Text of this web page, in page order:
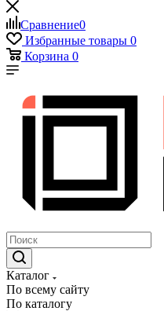
Сравнение0
Избранные товары 0
Корзина 0
Каталог
По всему сайту
По каталогу